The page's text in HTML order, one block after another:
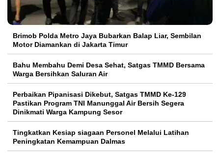
Brimob Polda Metro Jaya Bubarkan Balap Liar, Sembilan
Motor Diamankan di Jakarta Timur
Bahu Membahu Demi Desa Sehat, Satgas TMMD Bersama
Warga Bersihkan Saluran Air
Perbaikan Pipanisasi Dikebut, Satgas TMMD Ke-129
Pastikan Program TNI Manunggal Air Bersih Segera
Dinikmati Warga Kampung Sesor
Tingkatkan Kesiap siagaan Personel Melalui Latihan
Peningkatan Kemampuan Dalmas